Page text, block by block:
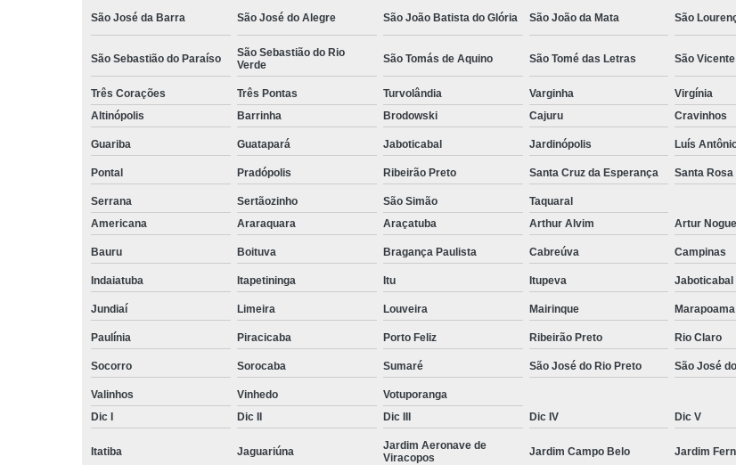
Fábrica de Camisa Social
Loja Executivo Moda Masculina
Loja Moda Masculina Online
Moda Masculina Loja
Moda Masculina Camisa
Moda
Moda Masculina Inverno
Moda Social Masculina
Roupas
Roupas Masculinas
Roupas
Roupas Masculinas
Roupas Masculinas no
Roupas Masculinas Plus Size
São José da Barra São José do Alegre São João Batista do Glória São João da Mata São
São Sebastião do Paraíso
São Sebastião do Rio
Verde
São Tomás de Aquino São Tomé das Letras São
Três Corações Três Pontas Turvolândia Varginha Virgínia
Altinópolis
Barrinha Brodowski Cajuru Cravinhos
Guariba Guatapará Jaboticabal Jardinópolis Luís
Pontal Pradópolis Ribeirão Preto Santa Cruz da Esperança Santa
Serrana Sertãozinho São Simão
Taquaral
Americana
Araraquara Araçatuba Arthur Alvim Artur
Bauru Boituva Bragança Paulista Cabreúva Campinas
Indaiatuba Itapetininga Itu Itupeva Jaboticabal
Jundiaí Limeira Louveira Mairinque Marapoama
Paulínia Piracicaba Porto Feliz Ribeirão Preto Rio Claro
Socorro Sorocaba Sumaré São José do Rio Preto São José
Valinhos Vinhedo
Votuporanga
Dic I
Dic II Dic III Dic IV Dic V
Itatiba Jaguariúna
Jardim Aeronave de
Viracopos
Jardim Campo Belo Jardim